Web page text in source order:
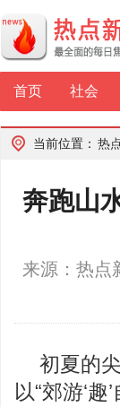
首页 社会
当前位置： 热
奔跑山
来源：热
初夏的
以“郊游‘